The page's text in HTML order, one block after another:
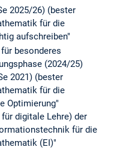
2025/26) (bester
für die
aufschreiben"
besonderes
(2024/25)
2021) (bester
für die
Optimierung"
digitale Lehre) der
für die
(EI)"